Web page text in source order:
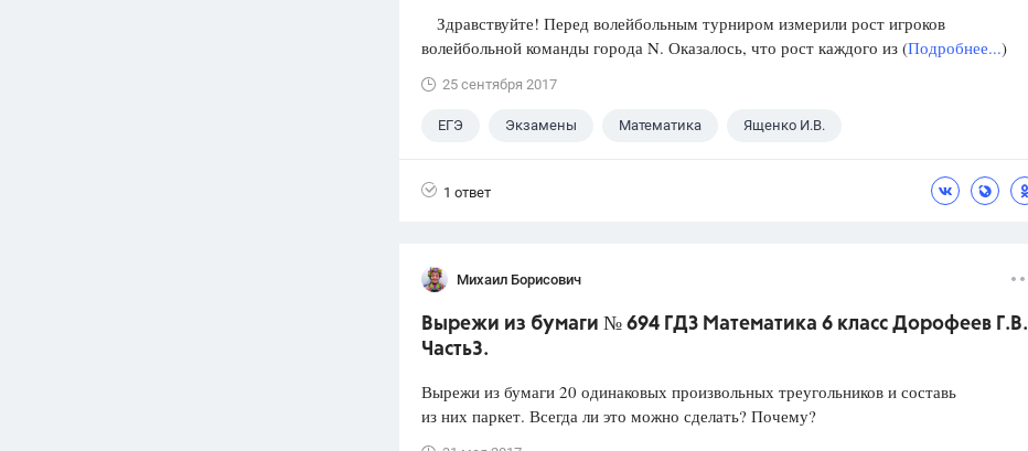
Здравствуйте! Перед волейбольным турниром измерили рост игроков
волейбольной команды города N. Оказалось, что рост каждого из (Подробнее...)
25 сентября 2017
ЕГЭ Экзамены Математика Ященко И.В.
1 ответ
Михаил Борисович
Вырежи из бумаги № 694 ГДЗ Математика 6 класс Дорофеев Г.В.
Часть3.
Вырежи из бумаги 20 одинаковых произвольных треугольников и составь
из них паркет. Всегда ли это можно сделать? Почему?